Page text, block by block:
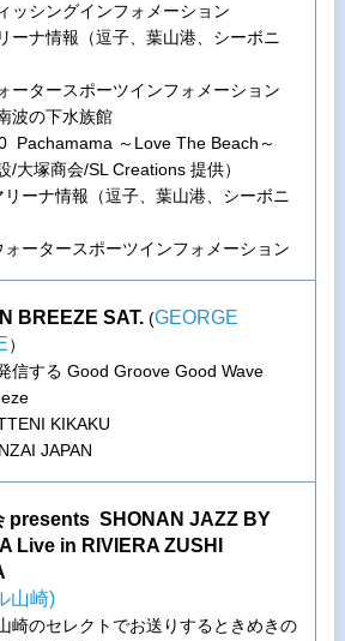
シングインフォメーション
ナ情報（逗子、葉山港、シーボニ
タースポーツインフォメーション
の下水族館
Pachamama ～Love The Beach～
/大塚商会/SL Creations 提供）
ーナ情報（逗子、葉山港、シーボニ
ータースポーツインフォメーション
BREEZE SAT.(GEORGE
）
信する Good Groove Good Wave
KIKAKU
JAPAN
presents SHONAN JAZZ BY
Live in RIVIERA ZUSHI
山崎)
崎のセレクトでお送りするときめきの